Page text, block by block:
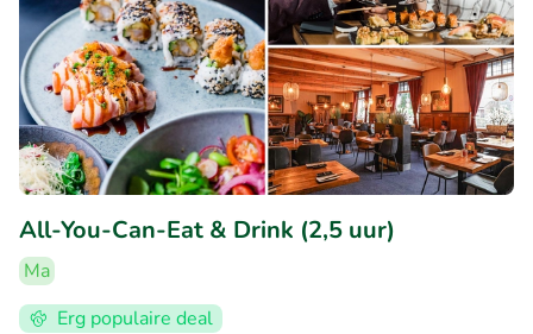
All-You-Can-Eat & Drink (2,5 uur)
Ma
Erg populaire deal